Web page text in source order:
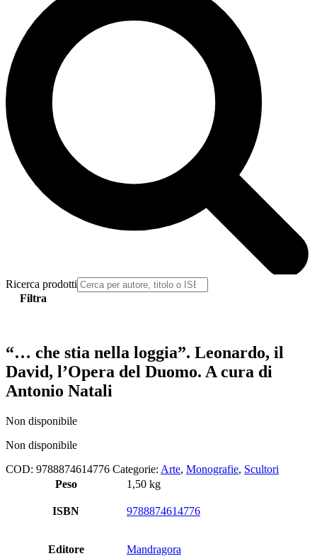
Ricerca prodotti
Filtra
“… che stia nella loggia”. Leonardo, il
David, l’Opera del Duomo. A cura di
Antonio Natali
Non disponibile
Non disponibile
COD: 9788874614776 Categorie: Arte, Monografie, Scultori
Peso
1,50 kg
ISBN 9788874614776
Editore Mandragora